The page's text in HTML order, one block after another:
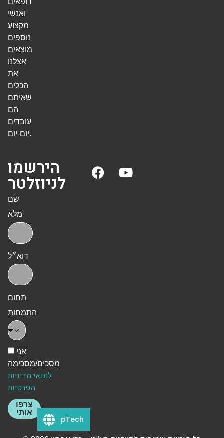
ואנשי
מקצוע
נוספים
מוצאים
אצלנו
את
הכלים
שאיתם
הם
עובדים
יום-יום.
הירשמו
לניוזלטר
שם
מלא
דוא״ל
תחום
התמחות
אני
מסכים/מסכימה
לתנאי מדיניות
הפרטיות
צרפו
אותי
pTech